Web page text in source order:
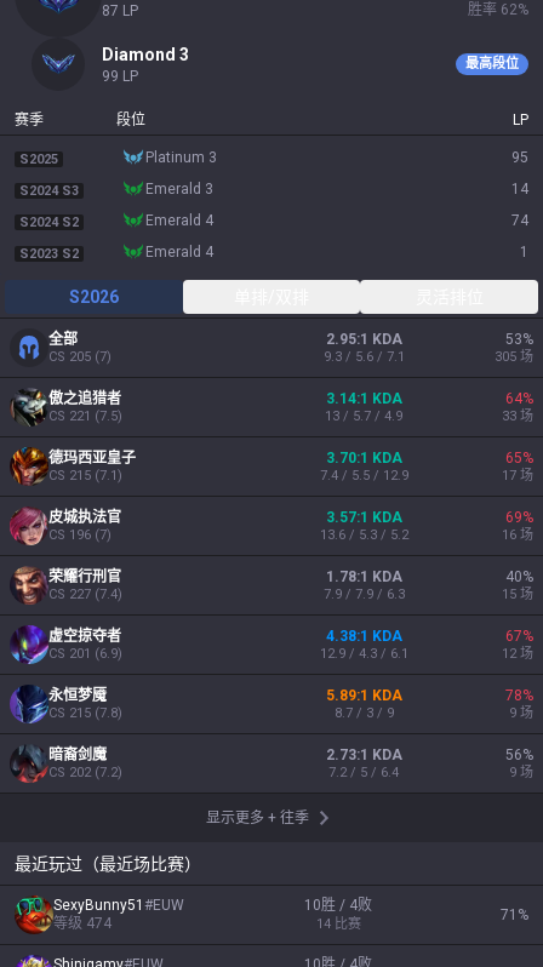
87 LP
胜率 62%
diamond 3
99 LP
最高段位
赛季 段位 LP
S2025 platinum 3 95
S2024 S3 emerald 3 14
S2024 S2 emerald 4 74
S2023 S2 emerald 4 1
S2026
全部
CS 205 (7)
2.95:1 KDA
9.3 / 5.6 / 7.1
53%
305 场
傲之追猎者
CS 221 (7.5)
3.14:1 KDA
13 / 5.7 / 4.9
64%
33 场
德玛西亚皇子
CS 215 (7.1)
3.70:1 KDA
7.4 / 5.5 / 12.9
65%
17 场
皮城执法官
CS 196 (7)
3.57:1 KDA
13.6 / 5.3 / 5.2
69%
16 场
荣耀行刑官
CS 227 (7.4)
1.78:1 KDA
7.9 / 7.9 / 6.3
40%
15 场
虚空掠夺者
CS 201 (6.9)
4.38:1 KDA
12.9 / 4.3 / 6.1
67%
12 场
永恒梦魇
CS 215 (7.8)
5.89:1 KDA
8.7 / 3 / 9
78%
9 场
暗裔剑魔
CS 202(7.2)
2.73:1 KDA
7.2 / 5 / 6.4
56%
9 场
显示更多 + 往季
最近玩过（最近场比赛）
SexyBunny51 #EUW
等级 474
10胜 / 4败
14 比赛
71 %